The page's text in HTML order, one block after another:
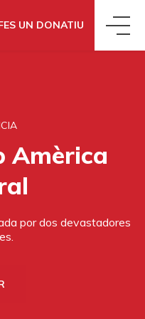
UN DONATIU
Amèrica
por dos devastadores